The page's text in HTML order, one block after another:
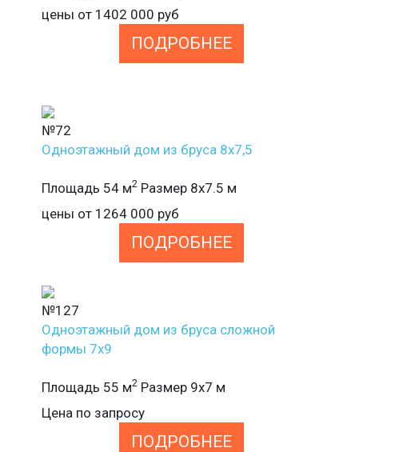
цены от 1402 000 руб
ПОДРОБНЕЕ
№72
Одноэтажный дом из бруса 8х7,5
Площадь 54 м2 Размер 8х7.5 м
цены от 1264 000 руб
ПОДРОБНЕЕ
№127
Одноэтажный дом из бруса сложной
формы 7х9
Площадь 55 м2 Размер 9х7 м
Цена по запросу
ПОДРОБНЕЕ